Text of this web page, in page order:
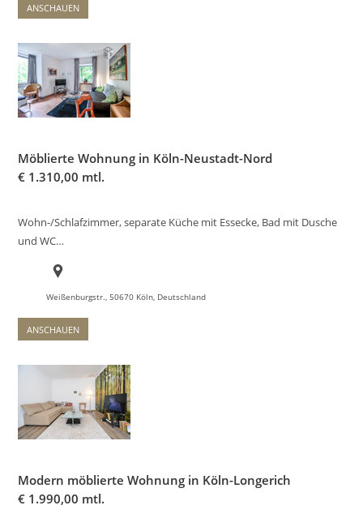
ANSCHAUEN
Möblierte Wohnung in Köln-Neustadt-Nord
€ 1.310,00 mtl.
Wohn-/Schlafzimmer, separate Küche mit Essecke, Bad mit Dusche
und WC…
Weißenburgstr., 50670 Köln, Deutschland
ANSCHAUEN
Modern möblierte Wohnung in Köln-Longerich
€ 1.990,00 mtl.